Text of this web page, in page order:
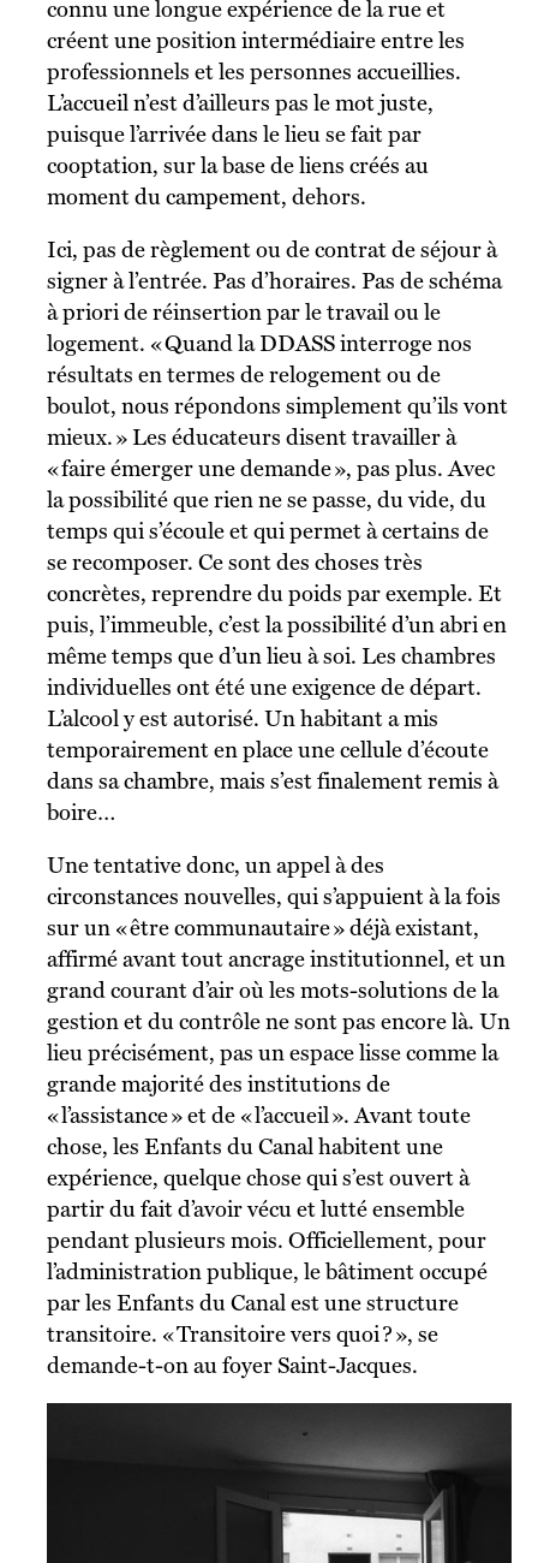
connu une longue expérience de la rue et
créent une position intermédiaire entre les
professionnels et les personnes accueillies.
L’accueil n’est d’ailleurs pas le mot juste,
puisque l’arrivée dans le lieu se fait par
cooptation, sur la base de liens créés au
moment du campement, dehors.
Ici, pas de règlement ou de contrat de séjour à
signer à l’entrée. Pas d’horaires. Pas de schéma
à priori de réinsertion par le travail ou le
logement. « Quand la DDASS interroge nos
résultats en termes de relogement ou de
boulot, nous répondons simplement qu’ils vont
mieux. » Les éducateurs disent travailler à
« faire émerger une demande », pas plus. Avec
la possibilité que rien ne se passe, du vide, du
temps qui s’écoule et qui permet à certains de
se recomposer. Ce sont des choses très
concrètes, reprendre du poids par exemple. Et
puis, l’immeuble, c’est la possibilité d’un abri en
même temps que d’un lieu à soi. Les chambres
individuelles ont été une exigence de départ.
L’alcool y est autorisé. Un habitant a mis
temporairement en place une cellule d’écoute
dans sa chambre, mais s’est finalement remis à
boire…
Une tentative donc, un appel à des
circonstances nouvelles, qui s’appuient à la fois
sur un « être communautaire » déjà existant,
affirmé avant tout ancrage institutionnel, et un
grand courant d’air où les mots-solutions de la
gestion et du contrôle ne sont pas encore là. Un
lieu précisément, pas un espace lisse comme la
grande majorité des institutions de
« l’assistance » et de « l’accueil ». Avant toute
chose, les Enfants du Canal habitent une
expérience, quelque chose qui s’est ouvert à
partir du fait d’avoir vécu et lutté ensemble
pendant plusieurs mois. Officiellement, pour
l’administration publique, le bâtiment occupé
par les Enfants du Canal est une structure
transitoire. « Transitoire vers quoi ? », se
demande-t-on au foyer Saint-Jacques.